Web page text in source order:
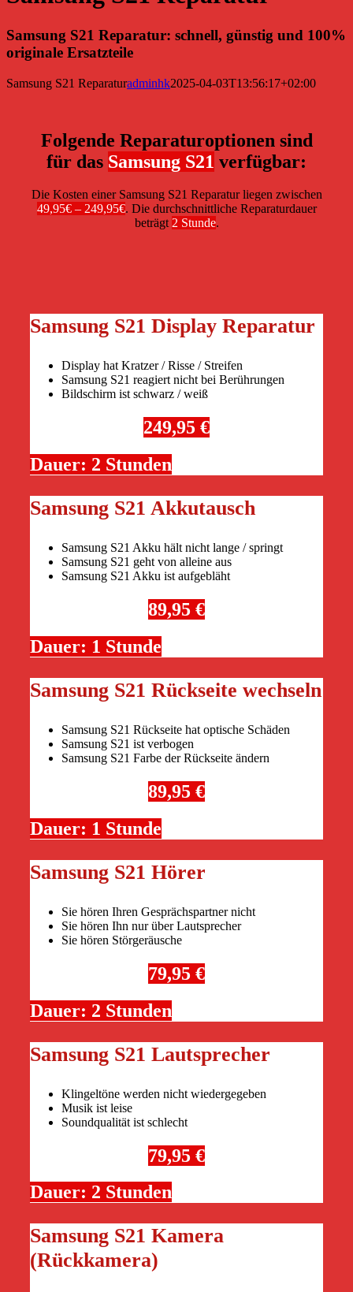
Samsung S21 Reparatur: schnell, günstig und 100%
originale Ersatzteile
Samsung S21 Reparaturadminhk2025-04-03T13:56:17+02:00
Folgende Reparaturoptionen sind
für das Samsung S21 verfügbar:
Die Kosten einer Samsung S21 Reparatur liegen zwischen
49,95€ – 249,95€. Die durchschnittliche Reparaturdauer
beträgt2 Stunde.
Samsung S21 Display Reparatur
Display hat Kratzer / Risse / Streifen
Samsung S21 reagiert nicht bei Berührungen
Bildschirm ist schwarz / weiß
249,95 €
Dauer: 2 Stunden
Samsung S21 Akkutausch
Samsung S21 Akku hält nicht lange / springt
Samsung S21 geht von alleine aus
Samsung S21 Akku ist aufgebläht
89,95 €
Dauer: 1 Stunde
Samsung S21 Rückseite wechseln
Samsung S21 Rückseite hat optische Schäden
Samsung S21 ist verbogen
Samsung S21 Farbe der Rückseite ändern
89,95 €
Dauer: 1 Stunde
Samsung S21 Hörer
Sie hören Ihren Gesprächspartner nicht
Sie hören Ihn nur über Lautsprecher
Sie hören Störgeräusche
79,95 €
Dauer: 2 Stunden
Samsung S21 Lautsprecher
Klingeltöne werden nicht wiedergegeben
Musik ist leise
Soundqualität ist schlecht
79,95 €
Dauer: 2 Stunden
Samsung S21 Kamera
(Rückkamera)